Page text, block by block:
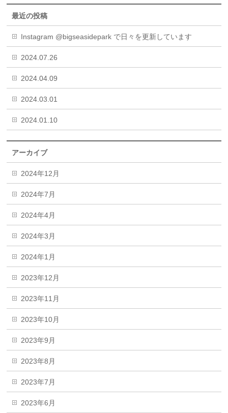
最近の投稿
Instagram @bigseasidepark で日々を更新しています
2024.07.26
2024.04.09
2024.03.01
2024.01.10
アーカイブ
2024年12月
2024年7月
2024年4月
2024年3月
2024年1月
2023年12月
2023年11月
2023年10月
2023年9月
2023年8月
2023年7月
2023年6月